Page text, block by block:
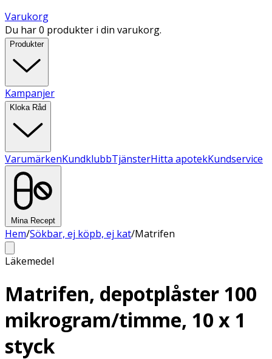
Varukorg
Du har 0 produkter i din varukorg.
Produkter
Kampanjer
Kloka Råd
VarumärkenKundklubbTjänsterHitta apotekKundservice
Mina Recept
Hem/Sökbar, ej köpb, ej kat/Matrifen
Läkemedel
Matrifen, depotplåster 100
mikrogram/timme, 10 x 1
styck